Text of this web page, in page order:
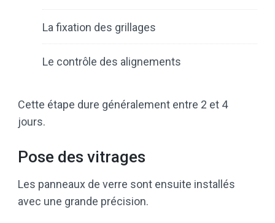
La fixation des grillages
Le contrôle des alignements
Cette étape dure généralement entre 2 et 4
jours.
Pose des vitrages
Les panneaux de verre sont ensuite installés
avec une grande précision.